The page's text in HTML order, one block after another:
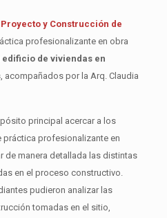
Proyecto y Construcción de
profesionalizante en obra
edificio de viviendas en
, acompañados por la Arq. Claudia
principal acercar a los
práctica profesionalizante en
de manera detallada las distintas
en el proceso constructivo.
pudieron analizar las
tomadas en el sitio,